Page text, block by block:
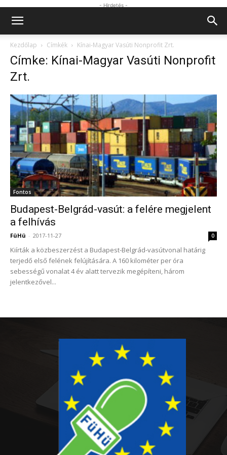
- Hirdetés -
Kezdőlap Címkék Kínai-Magyar Vasúti Nonprofit Zrt.
Címke: Kínai-Magyar Vasúti Nonprofit
Zrt.
Fontos
Budapest-Belgrád-vasút: a felére megjelent
a felhívás
FüHü - 2017-11-27 0
Kiírták a közbeszerzést a Budapest-Belgrád-vasútvonal határig
terjedő első felének felújítására. A 160 kilométer per óra
sebességű vonalat 4 év alatt tervezik megépíteni, három
jelentkezővel...